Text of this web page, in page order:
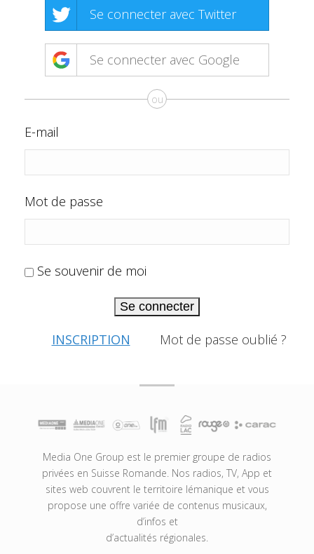
Se connecter avec Twitter
Se connecter avec Google
ou
E-mail
Mot de passe
Se souvenir de moi
Se connecter
INSCRIPTION Mot de passe oublié ?
Media One Group est le premier groupe de radios
privées en Suisse Romande. Nos radios, TV, App et
sites web couvrent le territoire lémanique et vous
propose une offre variée de contenus musicaux,
d’infos et
d’actualités régionales.